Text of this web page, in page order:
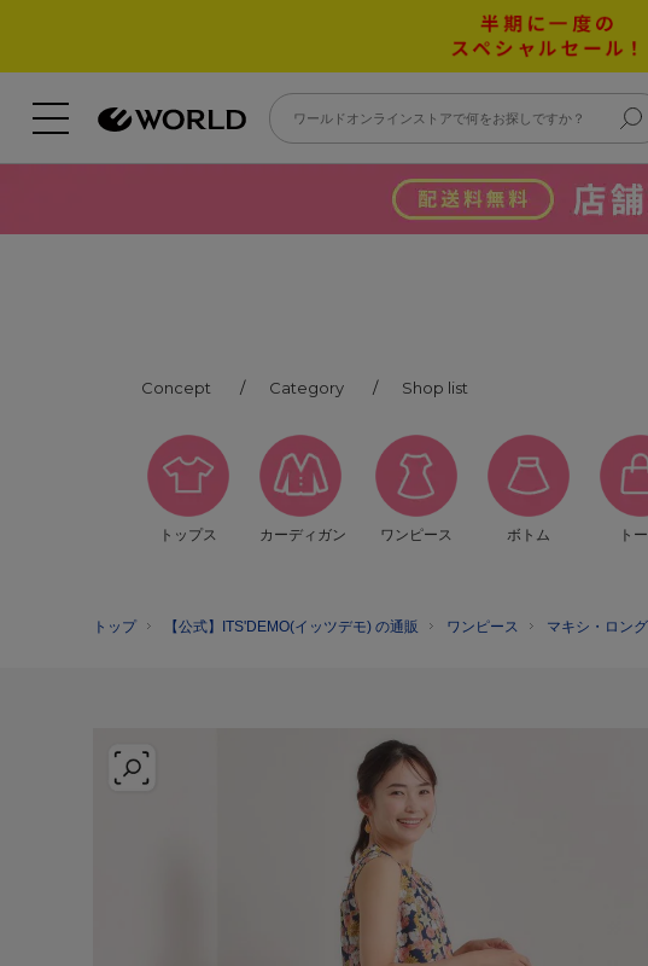
Concept Category Shop list
トップス カーディガン ワンピース ボトム ト
トップ 【公式】ITS'DEMO(イッツデモ) の通販 ワンピース マキシ・ロン